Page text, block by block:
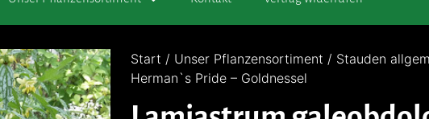
Start / Unser Pflanzensortiment / Stauden
Herman`s Pride – Goldnessel